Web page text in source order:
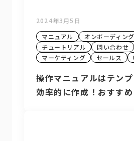
2024年3月5日
マニュアル
オンボーディング
チュートリアル
問い合わせ
マーケティング
セールス
操作マニュアルはテン
効率的に作成！おすす